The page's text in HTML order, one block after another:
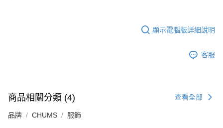
顯示電腦版詳細說明
客服
商品相關分類 (4) 查看全部
品牌 CHUMS 服飾